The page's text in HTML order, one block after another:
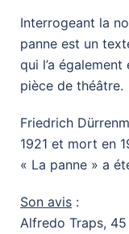
Interrogeant la
panne est un
qui l’a
pièce de théâtre.
Friedrich
1921 et mort en
« La panne » a
Son avis :
Alfredo Traps,